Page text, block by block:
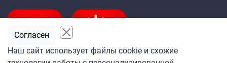
Наш сайт использует файлы cookie и схожие
Согласен